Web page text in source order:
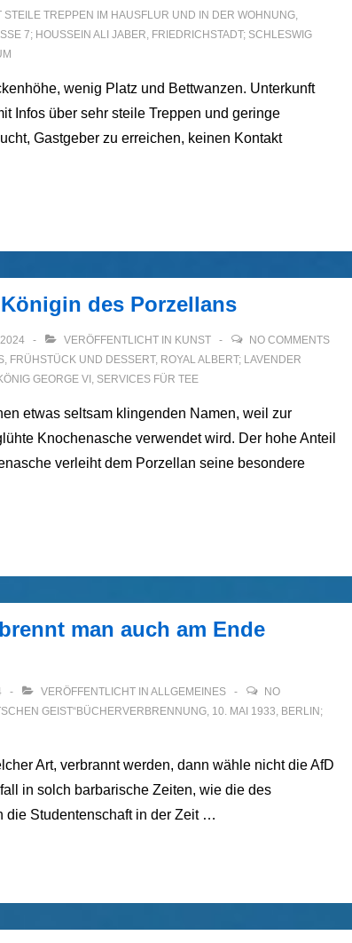
TREPPEN IM HAUSFLUR UND IN DER WOHNUNG
,
7; HOUSSEIN ALI JABER , FRIEDRICHSTADT; SCHLESWIG
wenig Platz und Bettwanzen. Unterkunft
Infos über sehr steile Treppen und geringe
Gastgeber zu erreichen, keinen Kontakt
des Porzellans
VERÖFFENTLICHT IN KUNST
NO COMMENTS
, FRÜHSTÜCK UND DESSERT, ROYAL ALBERT; LAVENDER
GEORGE VI , SERVICES FÜR TEE
etwas seltsam klingenden Namen, weil zur
Knochenasche verwendet wird. Der hohe Anteil
verleiht dem Porzellan seine besondere
man auch am Ende
VERÖFFENTLICHT IN ALLGEMEINES
NO
GEIST“BÜCHERVERBRENNUNG, 10. MAI 1933, BERLIN;
Art, verbrannt werden, dann wähle nicht die AfD
in solch barbarische Zeiten, wie die des
die Studentenschaft in der Zeit …